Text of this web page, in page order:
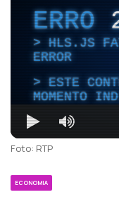
ERRO
HLS.JS
ERROR
ESTE
MOMENTO
Foto: RTP
ECONOMIA